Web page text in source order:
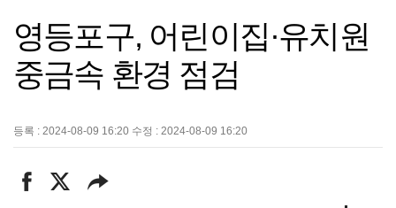
영등포구, 어린이집·유치원
중금속 환경 점검
등록 : 2024-08-09 16:20 수정 : 2024-08-09 16:20